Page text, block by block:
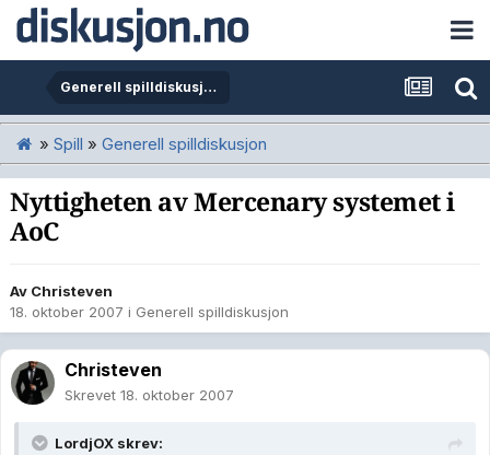
Generell spilldiskusjon
» Spill » Generell spilldiskusjon
Nyttigheten av Mercenary systemet i
AoC
Av Christeven
18. oktober 2007 i Generell spilldiskusjon
Christeven
Skrevet 18. oktober 2007
LordjOX skrev: